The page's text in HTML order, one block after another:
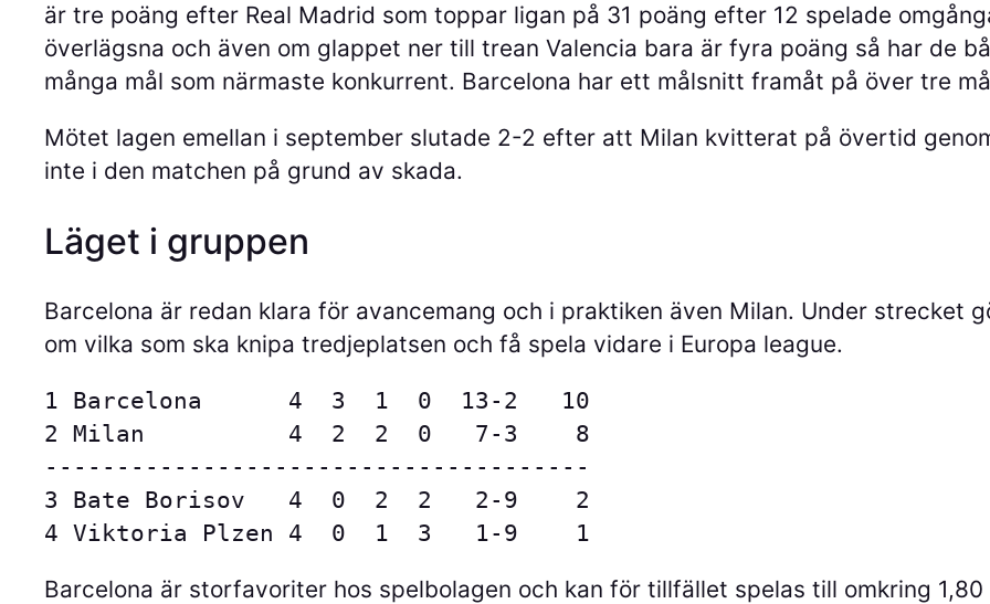
är tre poäng efter Real Madrid som toppar ligan på 31 poäng efter 12 spelade
överlägsna och även om glappet ner till trean Valencia bara är fyra poäng så har de
många mål som närmaste konkurrent. Barcelona har ett målsnitt framåt på över tre
Mötet lagen emellan i september slutade 2-2 efter att Milan kvitterat på övertid
inte i den matchen på grund av skada.
Läget i gruppen
Barcelona är redan klara för avancemang och i praktiken även Milan. Under strecket
om vilka som ska knipa tredjeplatsen och få spela vidare i Europa league.
1 Barcelona      4  3  1  0  13-2   10
2 Milan          4  2  2  0   7-3    8
--------------------------------------
3 Bate Borisov   4  0  2  2   2-9    2
4 Viktoria Plzen 4  0  1  3   1-9    1
Barcelona är storfavoriter hos spelbolagen och kan för tillfället spelas till omkring